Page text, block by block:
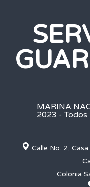
MARINA
2023 - Todos
Calle No. 2,
Colonia